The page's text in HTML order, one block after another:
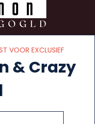
VOOR EXCLUSIEF
& Crazy